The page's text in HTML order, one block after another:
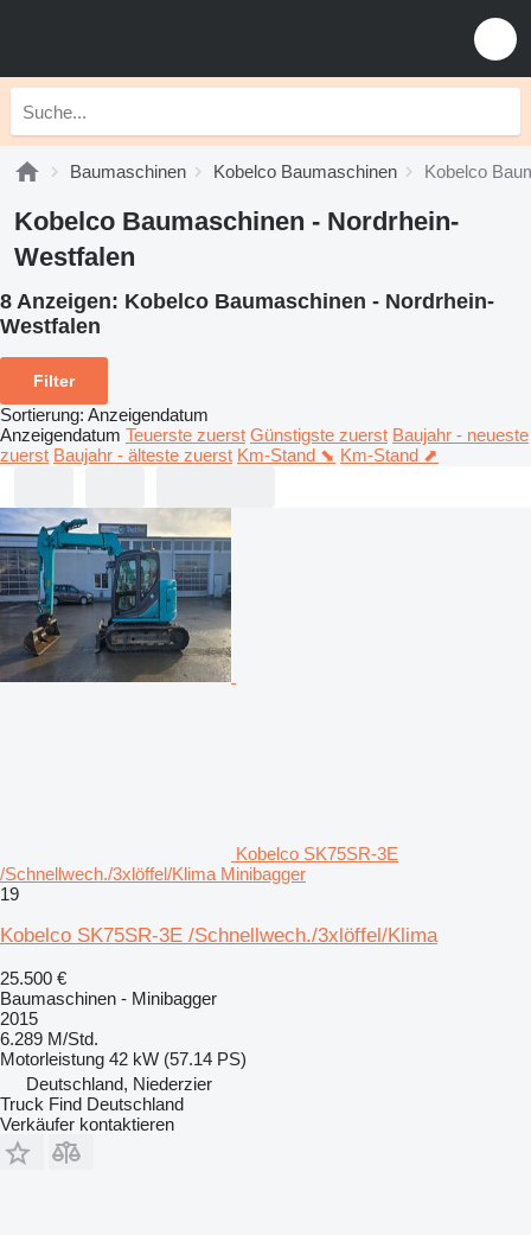
Baumaschinen Kobelco Baumaschinen Kobelco
Kobelco Baumaschinen - Nordrhein-
Westfalen
8 Anzeigen: Kobelco Baumaschinen - Nordrhein-
Westfalen
Filter
Sortierung: Anzeigendatum
Anzeigendatum Teuerste zuerst Günstigste zuerst Baujahr - neueste
zuerst Baujahr - älteste zuerst Km-Stand ⬊ Km-Stand ⬈
Kobelco SK75SR-3E
/Schnellwech./3xlöffel/Klima Minibagger
19
Kobelco SK75SR-3E /Schnellwech./3xlöffel/Klima
25.500 €
Baumaschinen - Minibagger
2015
6.289 M/Std.
Motorleistung 42 kW (57.14 PS)
Deutschland, Niederzier
Truck Find Deutschland
Verkäufer kontaktieren